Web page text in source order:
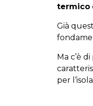
termico
Già
Ma c’è
per